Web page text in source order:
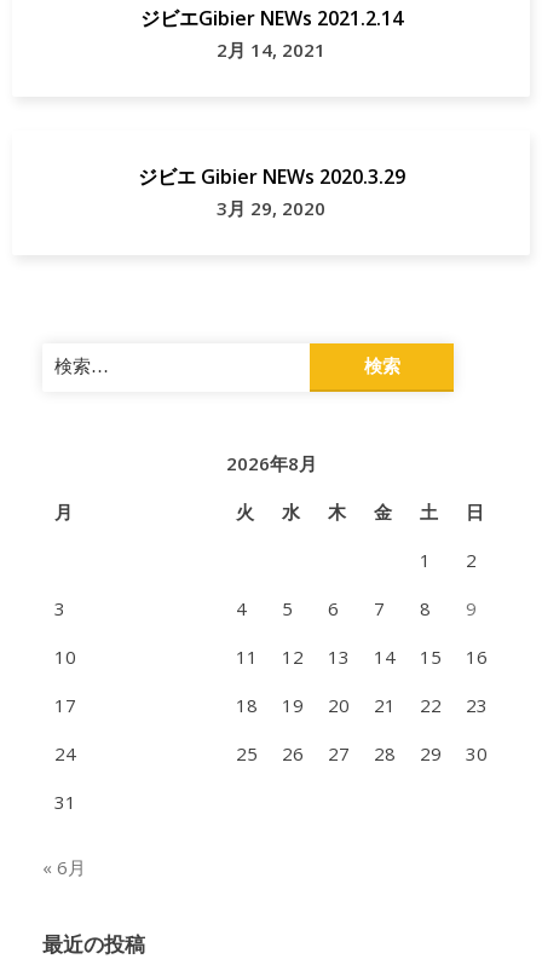
ジビエGibier NEWs 2021.2.14
2月 14, 2021
ジビエ Gibier NEWs 2020.3.29
3月 29, 2020
検
索:
2026年8月
月
火 水 木 金 土
日
1
2
3
4 5 6 7 8
9
10
11 12 13 14 15
16
17
18 19 20 21 22
23
24
25 26 27 28 29
30
31
« 6月
最近の投稿